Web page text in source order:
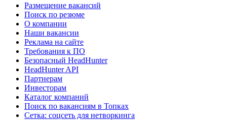
Размещение вакансий
Поиск по резюме
О компании
Наши вакансии
Реклама на сайте
Требования к ПО
Безопасный HeadHunter
HeadHunter API
Партнерам
Инвесторам
Каталог компаний
Поиск по вакансиям в Топках
Сетка: соцсеть для нетворкинга